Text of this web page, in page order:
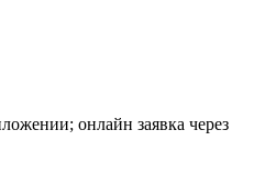
онлайн заявка через